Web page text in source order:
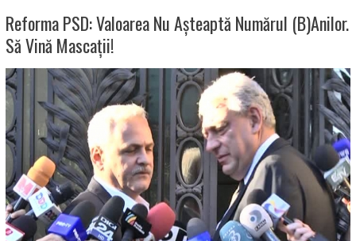
Reforma PSD: Valoarea Nu Așteaptă Numărul (b)anilor.
Să Vină Mascații!